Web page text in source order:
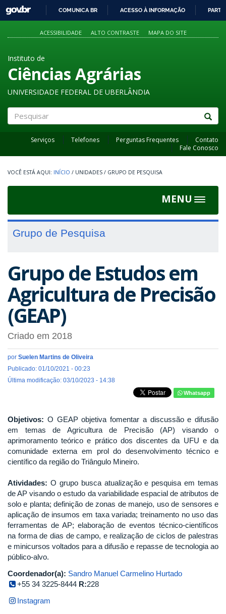
PARA
O
GOVBR
COMUNICA BR ACESSO À INFORMAÇÃO
ACESSIBILIDADE ALTO CONTRASTE MAPA DO SITE
Instituto de
Ciências Agrárias
UNIVERSIDADE FEDERAL DE UBERLÂNDIA
Serviços Telefones Perguntas Frequentes
Contato
Fale Conosco
INÍCIO / UNIDADES / GRUPO DE PESQUISA
MENU
Toggle
Grupo de Pesquisa
Grupo de Estudos em
Agricultura de Precisão
(GEAP)
Criado em 2018
por Suelen Martins de Oliveira
Publicado: 01/10/2021 - 00:23
Última modificação: 03/10/2023 - 14:38
Whatsapp
Objetivos: O GEAP objetiva fomentar a discussão e difusão
em temas de Agricultura de Precisão (AP) visando o
aprimoramento teórico e prático dos discentes da UFU e da
comunidade externa em prol do desenvolvimento técnico e
científico da região do Triângulo Mineiro.
Atividades: O grupo busca atualização e pesquisa em temas
de AP visando o estudo da variabilidade espacial de atributos de
solo e planta; definição de zonas de manejo, uso de sensores e
aplicação de insumos em taxa variada; treinamento no uso das
ferramentas de AP; elaboração de eventos técnico-científicos
na forma de dias de campo, e realização de ciclos de palestras
e minicursos voltados para a difusão e repasse de tecnologia ao
público-alvo.
Coordenador(a): Sandro Manuel Carmelino Hurtado
+55 34 3225-8444 R:228
Instagram